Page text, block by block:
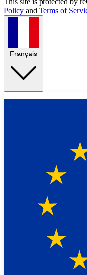
Policy and Terms of
Français